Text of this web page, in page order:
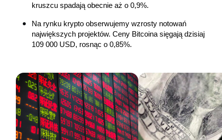
kruszcu spadają obecnie aż o 0,9%.
Na rynku krypto obserwujemy wzrosty notowań
największych projektów. Ceny Bitcoina sięgają dzisiaj
109 000 USD, rosnąc o 0,85%.